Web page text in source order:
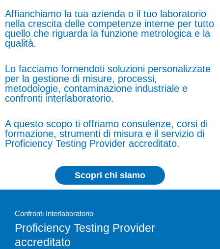
Affianchiamo la tua azienda o il tuo laboratorio
nella crescita delle competenze interne per tutto
quello che riguarda la funzione metrologica e la
qualità.
Lo facciamo fornendoti soluzioni personalizzate
per la gestione di misure, processi,
metodologie, contaminazione industriale e
confronti interlaboratorio.
A questo scopo ti offriamo consulenze, corsi di
formazione, strumenti di misura e il servizio di
Proficiency Testing Provider accreditato.
Scopri chi siamo
Confronti Interlaboratorio
Proficiency Testing Provider
accreditato